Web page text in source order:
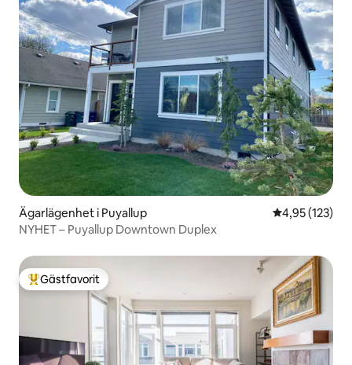
Ägarlägenhet i Puyallup 4,95 av 5 i
4,95 (123)
NYHET – Puyallup Downtown Duplex
Populär gästfavorit
Gästfavorit